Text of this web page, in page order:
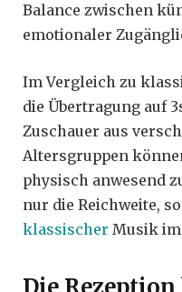
Balance zwischen
emotionaler
Im Vergleich zu
die Übertragung auf
Zuschauer aus
Altersgruppen
physisch anwesend
nur die Reichweite,
klassischer Musik